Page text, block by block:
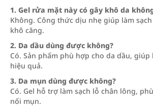
1. Gel rửa mặt này có gây khô da
Không. Công thức dịu nhẹ giúp làm
khô căng.
2. Da dầu dùng được không?
Có. Sản phẩm phù hợp cho da dầu,
hiệu quả.
3. Da mụn dùng được không?
Có. Gel hỗ trợ làm sạch lỗ chân lông,
nổi mụn.